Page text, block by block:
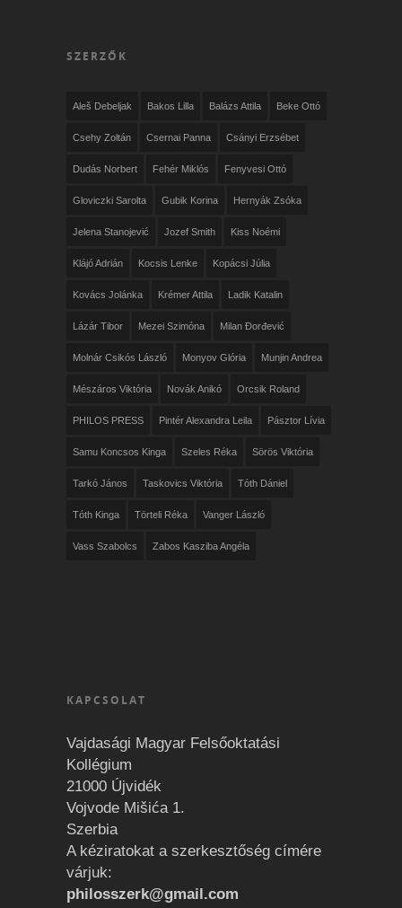
SZERZŐK
Aleš Debeljak Bakos Lilla Balázs Attila Beke Ottó
Csehy Zoltán Csernai Panna Csányi Erzsébet
Dudás Norbert Fehér Miklós Fenyvesi Ottó
Gloviczki Sarolta Gubik Korina Hernyák Zsóka
Jelena Stanojević Jozef Smith Kiss Noémi
Klájó Adrián Kocsis Lenke Kopácsi Júlia
Kovács Jolánka Krémer Attila Ladik Katalin
Lázár Tibor Mezei Szimóna Milan Đorđević
Molnár Csikós László Monyov Glória Munjin Andrea
Mészáros Viktória Novák Anikó Orcsik Roland
PHILOS PRESS Pintér Alexandra Leila Pásztor Lívia
Samu Koncsos Kinga Szeles Réka Sörös Viktória
Tarkó János Taskovics Viktória Tóth Dániel
Tóth Kinga Törteli Réka Vanger László
Vass Szabolcs Zabos Kasziba Angéla
KAPCSOLAT
Vajdasági Magyar Felsőoktatási
Kollégium
21000 Újvidék
Vojvode Mišića 1.
Szerbia
A kéziratokat a szerkesztőség címére
várjuk:
philosszerk@gmail.com